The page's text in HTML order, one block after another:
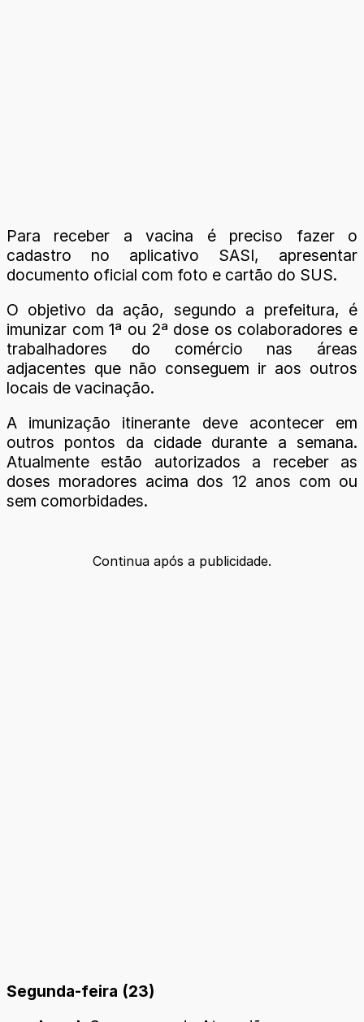
Para receber a vacina é preciso fazer o
cadastro no aplicativo SASI, apresentar
documento oficial com foto e cartão do SUS.
O objetivo da ação, segundo a prefeitura, é
imunizar com 1ª ou 2ª dose os colaboradores e
trabalhadores do comércio nas áreas
adjacentes que não conseguem ir aos outros
locais de vacinação.
A imunização itinerante deve acontecer em
outros pontos da cidade durante a semana.
Atualmente estão autorizados a receber as
doses moradores acima dos 12 anos com ou
sem comorbidades.
Continua após a publicidade.
Segunda-feira (23)